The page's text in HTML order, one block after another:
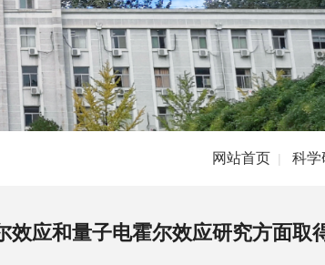
网站首页 | 科学
应和量子电霍尔效应研究方面取